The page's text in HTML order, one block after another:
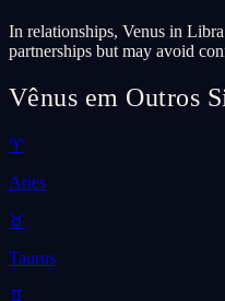
In relationships, Venus in
partnerships but may avoid
Vênus em Outros
♈
Aries
♉
Taurus
♊